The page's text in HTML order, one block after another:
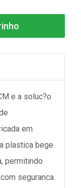
e a soluc?o
em
plastica bege
permitindo
seguranca.